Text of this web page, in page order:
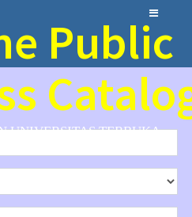
Public
UNIVERSITAS TERBUKA